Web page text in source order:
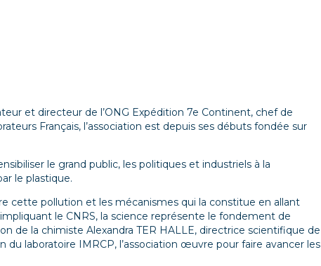
et directeur de l’ONG Expédition 7e Continent, chef de
Français, l’association est depuis ses débuts fondée sur
le grand public, les politiques et industriels à la
le plastique.
pollution et les mécanismes qui la constitue en allant
le CNRS, la science représente le fondement de
de la chimiste Alexandra TER HALLE, directrice scientifique de
du laboratoire IMRCP, l’association œuvre pour faire avancer les